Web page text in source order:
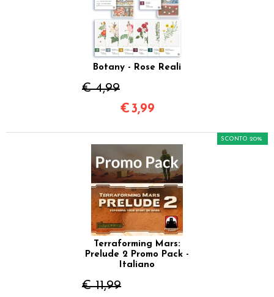
Botany - Rose Reali
€ 4,99
€3,99
Terraforming Mars:
Prelude 2 Promo Pack -
Italiano
€ 11,99
SCONTO 20%